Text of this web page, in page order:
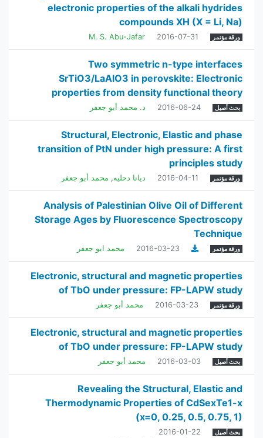
electronic properties of the alkali hydrides
compounds XH (X = Li, Na)
ورقة مؤتمر 2016-07-31
M. S. Abu-Jafar
Two symmetric n-type interfaces
SrTiO3/LaAlO3 in perovskite: Electronic
properties from density functional theory
بحث أصيل 2016-06-24 د. محمد أبو جعفر
Structural, Electronic, Elastic and phase
transition of PtN under high pressure: A first
principles study
ورقة مؤتمر 2016-04-11 ديانا دحليه, محمد أبو جعفر
Analysis of Palestinian Olive Oil of Different
Storage Ages by Fluorescence Spectroscopy
Technique
ورقة مؤتمر 2016-03-23 محمد ابو جعفر
Electronic, structural and magnetic properties
of TbO under pressure: FP-LAPW study
ورقة مؤتمر 2016-03-23 محمد أبو جعفر
Electronic, structural and magnetic properties
of TbO under pressure: FP-LAPW study
بحث أصيل 2016-03-03 محمد أبو جعفر
Revealing the Structural, Elastic and
Thermodynamic Properties of CdSexTe1-x
(x=0, 0.25, 0.5, 0.75, 1)
بحث أصيل
2016-01-22